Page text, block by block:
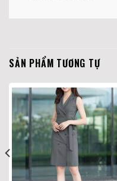
SẢN PHẨM TƯƠNG TỰ